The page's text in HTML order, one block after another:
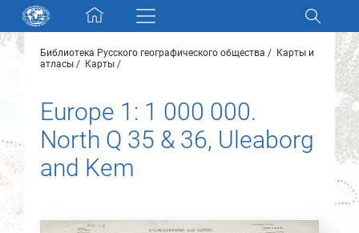
Skip navigation
Разделы и коллекции
Электронный каталог
Новости
О нас
Библиотека Русского географического общества
Карты и
атласы
Карты
Europe 1: 1 000 000.
North Q 35 & 36, Uleaborg
and Kem